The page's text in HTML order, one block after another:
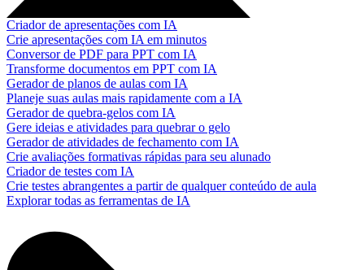
Criador de apresentações com IA
Crie apresentações com IA em minutos
Conversor de PDF para PPT com IA
Transforme documentos em PPT com IA
Gerador de planos de aulas com IA
Planeje suas aulas mais rapidamente com a IA
Gerador de quebra-gelos com IA
Gere ideias e atividades para quebrar o gelo
Gerador de atividades de fechamento com IA
Crie avaliações formativas rápidas para seu alunado
Criador de testes com IA
Crie testes abrangentes a partir de qualquer conteúdo de aula
Explorar todas as ferramentas de IA